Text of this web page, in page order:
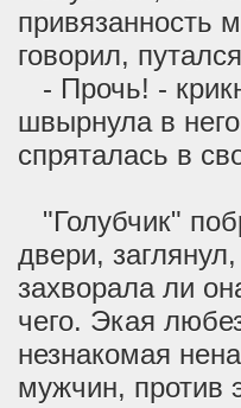
привязанность
говорил,
- Прочь! -
швырнула в
спряталась в
"Голубчик"
двери,
захворала ли
чего. Экая
незнакомая
мужчин, против